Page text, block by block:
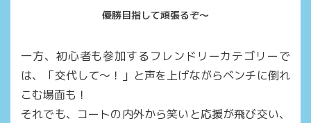
優勝目指して頑張るぞ～
一方、初心者も参加するフレンドリーカテゴリーで
は、「交代して～！」と声を上げながらベンチに倒れ
こむ場面も！
それでも、コートの内外から笑いと応援が飛び交い、